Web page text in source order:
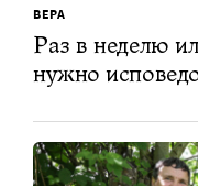
ВЕРА
Раз в неделю
нужно